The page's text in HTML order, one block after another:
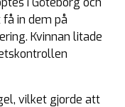
in dem på
Kvinnan litade
vilket gjorde att